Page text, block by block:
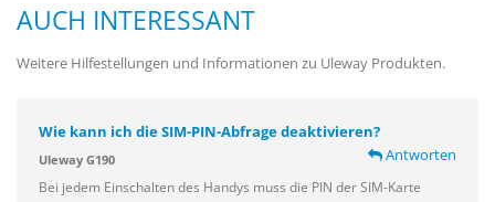
AUCH INTERESSANT
Weitere Hilfestellungen und Informationen zu Uleway Produkten.
Wie kann ich die SIM-PIN-Abfrage deaktivieren?
Antworten
Uleway G190
Bei jedem Einschalten des Handys muss die PIN der SIM-Karte